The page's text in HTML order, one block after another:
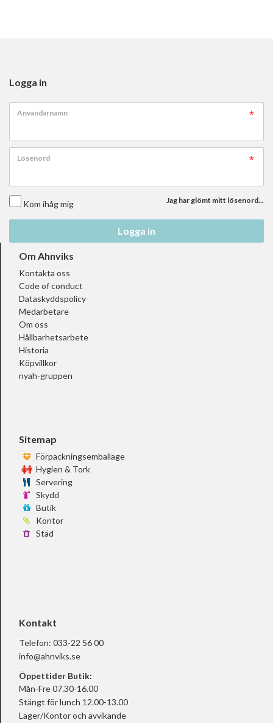
Logga in
Användarnamn
Lösenord
Kom ihåg mig Jag har glömt mitt lösenord...
Logga in
Om Ahnviks
Kontakta oss
Code of conduct
Dataskyddspolicy
Medarbetare
Om oss
Hållbarhetsarbete
Historia
Köpvillkor
nyah-gruppen
Sitemap
Förpackningsemballage
Hygien & Tork
Servering
Skydd
Butik
Kontor
Städ
Kontakt
Telefon: 033-22 56 00
info@ahnviks.se
Öppettider Butik:
Mån-Fre 07.30-16.00
Stängt för lunch 12.00-13.00
Lager/Kontor och avvikande